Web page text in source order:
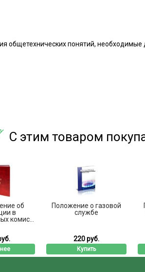
общетехнических понятий, необходимые
С этим товаром
об
в
комис...
Положение о газовой
службе
220 руб.
Купить